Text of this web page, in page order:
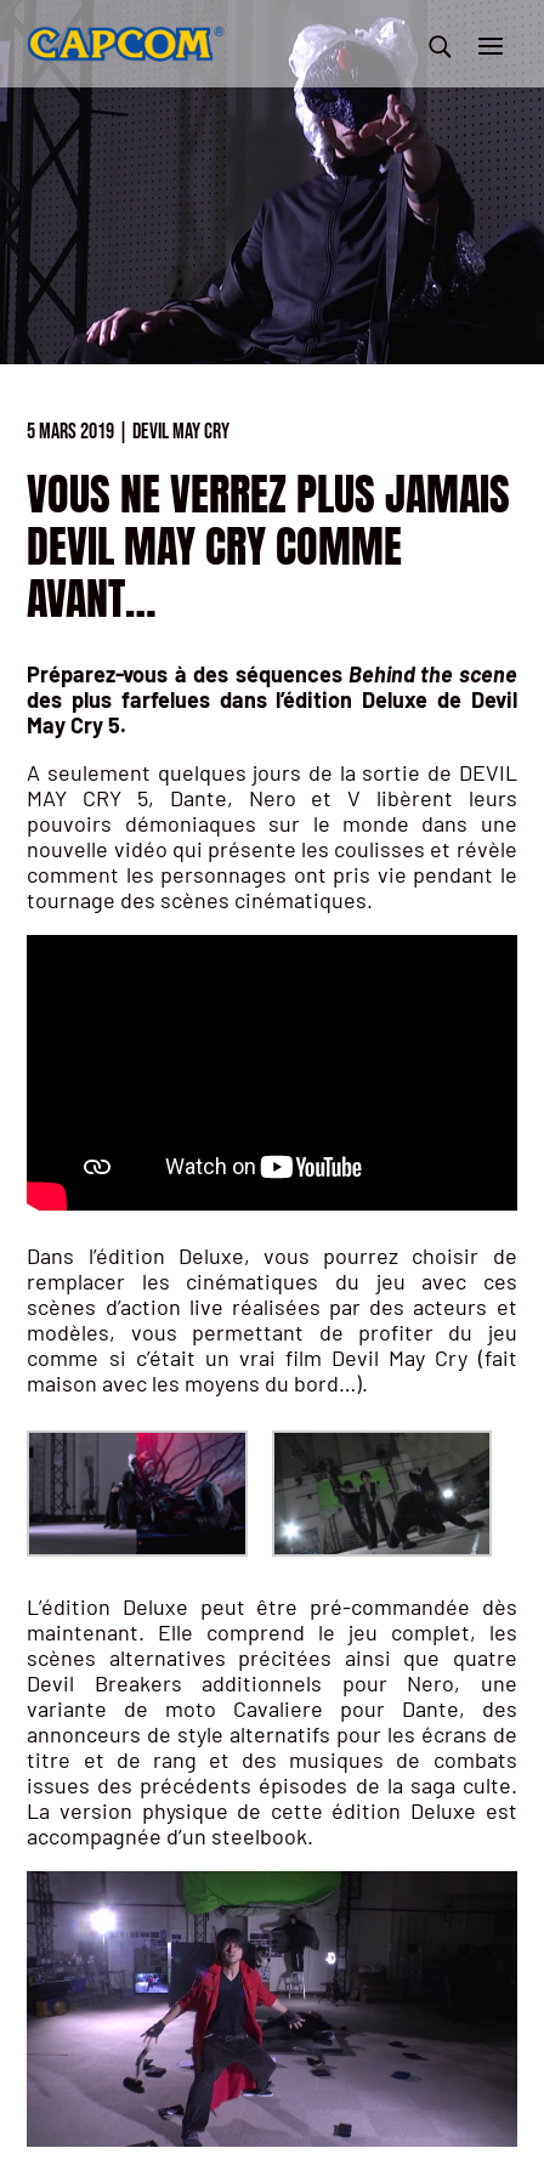
VOUS NE VERREZ PLUS JAMAIS
DEVIL MAY CRY COMME
AVANT…
5 MARS 2019 DEVIL MAY CRY
Préparez-vous à des séquences Behind the scene
des plus farfelues dans l’édition Deluxe de Devil
May Cry 5.
A seulement quelques jours de la sortie de DEVIL
MAY CRY 5, Dante, Nero et V libèrent leurs
pouvoirs démoniaques sur le monde dans une
nouvelle vidéo qui présente les coulisses et révèle
comment les personnages ont pris vie pendant le
tournage des scènes cinématiques.
Dans l’édition Deluxe, vous pourrez choisir de
remplacer les cinématiques du jeu avec ces
scènes d’action live réalisées par des acteurs et
modèles, vous permettant de profiter du jeu
comme si c’était un vrai film Devil May Cry (fait
maison avec les moyens du bord…).
L’édition Deluxe peut être pré-commandée dès
maintenant. Elle comprend le jeu complet, les
scènes alternatives précitées ainsi que quatre
Devil Breakers additionnels pour Nero, une
variante de moto Cavaliere pour Dante, des
annonceurs de style alternatifs pour les écrans de
titre et de rang et des musiques de combats
issues des précédents épisodes de la saga culte.
La version physique de cette édition Deluxe est
accompagnée d’un steelbook.